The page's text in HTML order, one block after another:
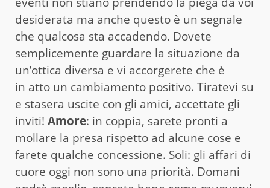
desiderata ma anche questo è un segnale
che qualcosa sta accadendo. Dovete
semplicemente guardare la situazione da
un’ottica diversa e vi accorgerete che è
in atto un cambiamento positivo. Tiratevi su
e stasera uscite con gli amici, accettate gli
inviti! Amore: in coppia, sarete pronti a
mollare la presa rispetto ad alcune cose e
farete qualche concessione. Soli: gli affari di
cuore oggi non sono una priorità. Domani